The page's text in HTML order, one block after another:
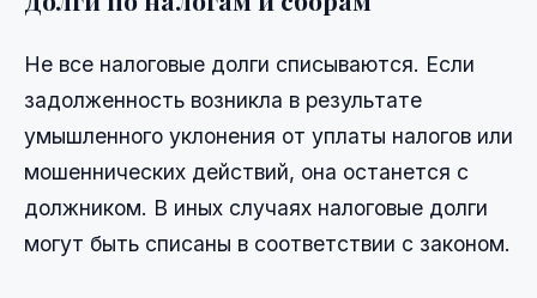
Не все налоговые долги списываются. Если
задолженность возникла в результате
умышленного уклонения от уплаты налогов или
мошеннических действий, она останется с
должником. В иных случаях налоговые долги
могут быть списаны в соответствии с законом.